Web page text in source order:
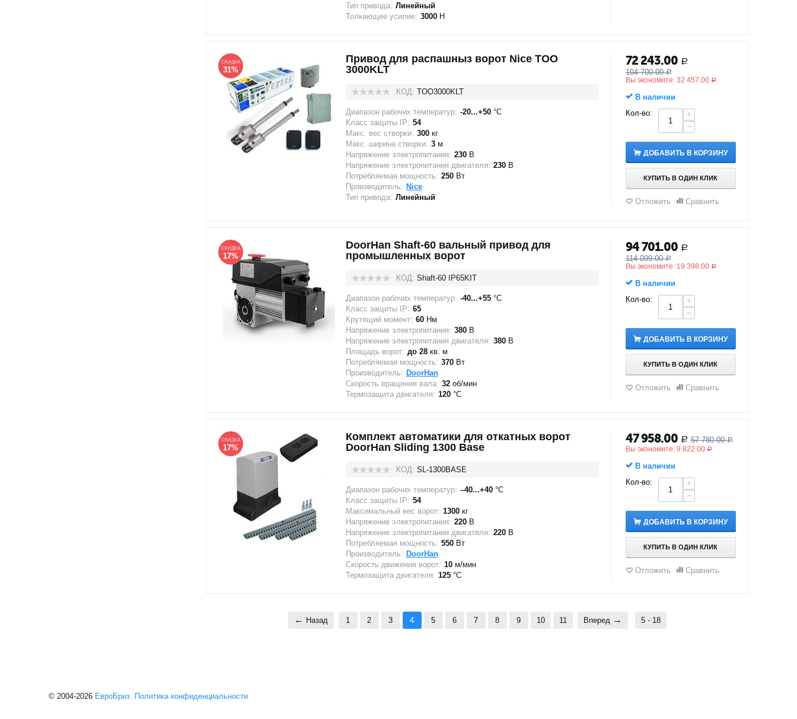
Тип привода: Линейный
Толкающее усилие: 3000Н
СКИДКА
31%
Привод для распашныз ворот Nice TOO
3000KLT
КОД: TOO3000KLT
Диапазон рабочих температур: -20...+50°C
Класс защиты IP: 54
Макс. вес створки: 300кг
Макс. ширина створки: 3м
Напряжение электропитания: 230В
Напряжение электропитания двигателя: 230В
Потребляемая мощность: 250Вт
Производитель: Nice
Тип привода: Линейный
72 243.00 Р
104 700.00 Р
Вы экономите: 32 457.00 Р
В наличии
Кол-во:
+
−
ДОБАВИТЬ В КОРЗИНУ
КУПИТЬ В ОДИН КЛИК
Отложить Сравнить
СКИДКА
17%
DoorHan Shaft-60 вальный привод для
промышленных ворот
КОД: Shaft-60 IP65KIT
Диапазон рабочих температур: -40...+55°C
Класс защиты IP: 65
Крутящий момент: 60Нм
Напряжение электропитания: 380В
Напряжение электропитания двигателя: 380В
Площадь ворот: до 28кв. м
Потребляемая мощность: 370Вт
Производитель: DoorHan
Скорость вращения вала: 32об/мин
Термозащита двигателя: 120 °C
94 701.00 Р
114 099.00 Р
Вы экономите: 19 398.00 Р
В наличии
Кол-во:
+
−
ДОБАВИТЬ В КОРЗИНУ
КУПИТЬ В ОДИН КЛИК
Отложить Сравнить
СКИДКА
17%
Комплект автоматики для откатных ворот
DoorHan Sliding 1300 Base
КОД: SL-1300BASE
Диапазон рабочих температур: –40...+40°C
Класс защиты IP: 54
Максимальный вес ворот: 1300кг
Напряжение электропитания: 220В
Напряжение электропитания двигателя: 220В
Потребляемая мощность: 550Вт
Производитель: DoorHan
Скорость движения ворот: 10м/мин
Термозащита двигателя: 125 °C
47 958.00 Р 57 780.00 Р
Вы экономите: 9 822.00 Р
В наличии
Кол-во:
+
−
ДОБАВИТЬ В КОРЗИНУ
КУПИТЬ В ОДИН КЛИК
Отложить Сравнить
Назад 1 2 3 4 5 6 7 8 9 10 11 Вперед 5 - 18
© 2004-2026 ЕвроБриз. Политика конфиденциальности